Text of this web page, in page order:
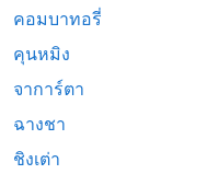
คอมบาทอรี่
คุนหมิง
จาการ์ตา
ฉางชา
ชิงเต่า